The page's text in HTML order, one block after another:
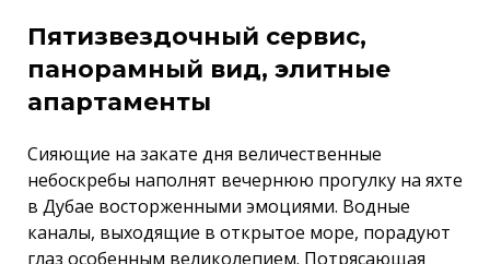
Пятизвездочный сервис,
панорамный вид, элитные
апартаменты
Сияющие на закате дня величественные
небоскребы наполнят вечернюю прогулку на яхте
в Дубае восторженными эмоциями. Водные
каналы, выходящие в открытое море, порадуют
глаз особенным великолепием. Потрясающая